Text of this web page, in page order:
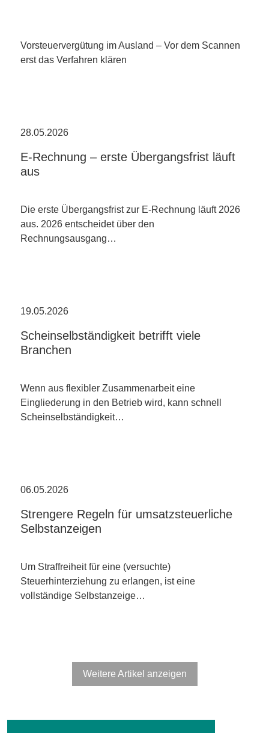
Vorsteuervergütung im Ausland – Vor dem Scannen
erst das Verfahren klären
28.05.2026
E-Rechnung – erste Übergangsfrist läuft
aus
Die erste Übergangsfrist zur E-Rechnung läuft 2026
aus. 2026 entscheidet über den
Rechnungsausgang…
19.05.2026
Scheinselbständigkeit betrifft viele
Branchen
Wenn aus flexibler Zusammenarbeit eine
Eingliederung in den Betrieb wird, kann schnell
Scheinselbständigkeit…
06.05.2026
Strengere Regeln für umsatzsteuerliche
Selbstanzeigen
Um Straffreiheit für eine (versuchte)
Steuerhinterziehung zu erlangen, ist eine
vollständige Selbstanzeige…
Weitere Artikel anzeigen